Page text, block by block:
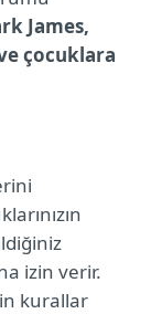
James,
çocuklara
izin verir.
kurallar